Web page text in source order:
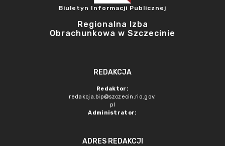
Biuletyn Informacji Publicznej
Regionalna Izba
Obrachunkowa w Szczecinie
REDAKCJA
Redaktor:
redakcja.bip@szczecin.rio.gov.
pl
Administrator:
ADRES REDAKCJI